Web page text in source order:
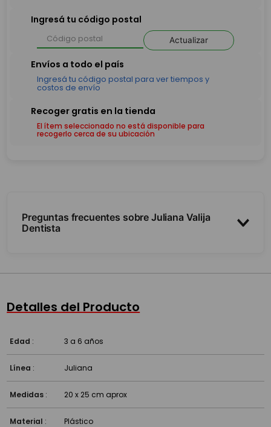
Ingresá tu código postal
Actualizar
El ítem seleccionado no está disponible para
recogerlo cerca de su ubicación
Preguntas frecuentes sobre Juliana Valija
Dentista
Detalles del Producto
Edad : 3 a 6 años
Línea : Juliana
Medidas : 20 x 25 cm aprox
Material : Plástico